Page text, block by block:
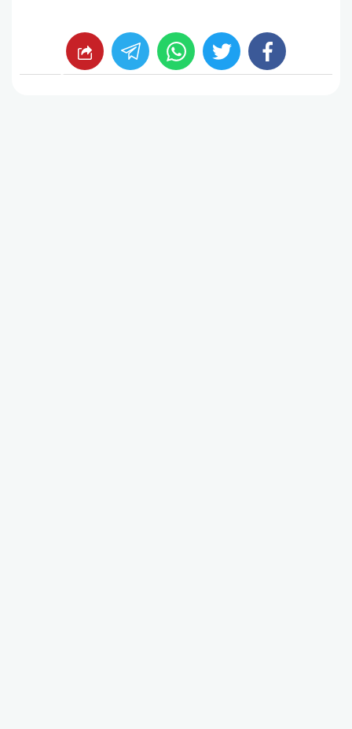
facebook
twitter
whats شارك